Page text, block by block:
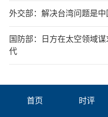
外交部：解决台湾问题是
国防部：日方在太空领域
代
首页 时评